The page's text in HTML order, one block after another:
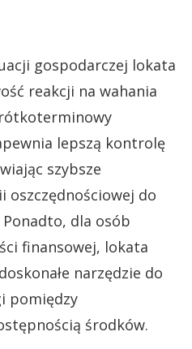
gospodarczej lokata
reakcji na wahania
lepszą kontrolę
szybsze
do
dla osób
finansowej, lokata
narzędzie do
pomiędzy
środków.